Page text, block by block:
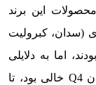
این برند
(سدان، کبرولیت
اما به دلایلی
جای نمونه‌های کراس‌اوور سری Q تحت عنوان Q4 خالی بود، تا